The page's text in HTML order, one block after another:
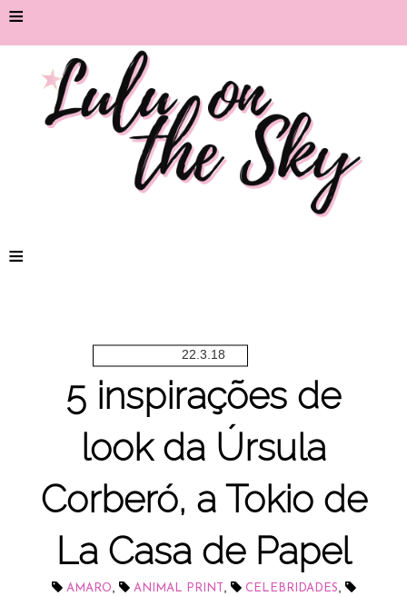
≡
≡
22.3.18
5 inspirações de
look da Úrsula
Corberó, a Tokio de
La Casa de Papel
AMARO, ANIMAL PRINT , CELEBRIDADES,